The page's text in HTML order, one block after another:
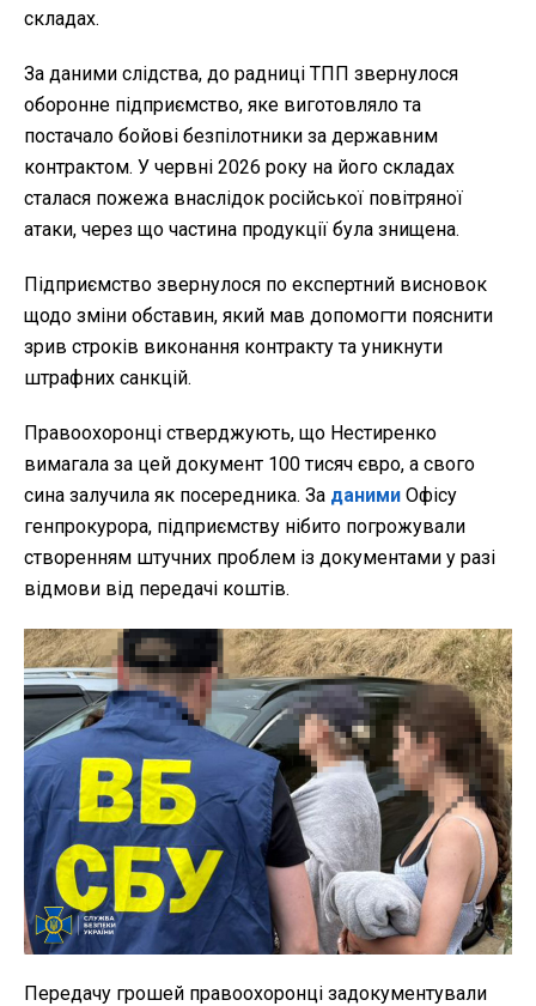
складах.
За даними слідства, до радниці ТПП звернулося
оборонне підприємство, яке виготовляло та
постачало бойові безпілотники за державним
контрактом. У червні 2026 року на його складах
сталася пожежа внаслідок російської повітряної
атаки, через що частина продукції була знищена.
Підприємство звернулося по експертний висновок
щодо зміни обставин, який мав допомогти пояснити
зрив строків виконання контракту та уникнути
штрафних санкцій.
Правоохоронці стверджують, що Нестиренко
вимагала за цей документ 100 тисяч євро, а свого
сина залучила як посередника. За даними Офісу
генпрокурора, підприємству нібито погрожували
створенням штучних проблем із документами у разі
відмови від передачі коштів.
Передачу грошей правоохоронці задокументували